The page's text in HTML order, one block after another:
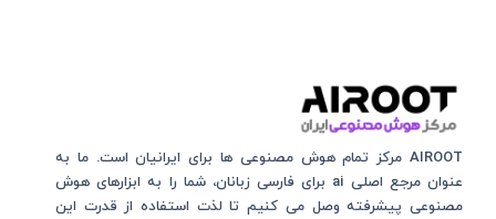
AIROOT مرکز تمام هوش مصنوعی‌‌‌ ها برای ایرانیان است. ما به
عنوان مرجع اصلی ai برای فارسی زبانان، شما را به ابزارهای هوش
مصنوعی پیشرفته وصل می کنیم تا لذت استفاده از قدرت این